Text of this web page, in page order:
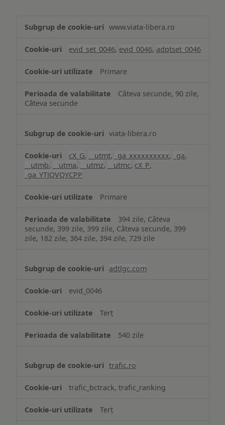
www.viata-libera.ro
evid_set_0046, evid_0046, adptset_0046
Primare
Câteva secunde, 90 zile,
Câteva secunde
viata-libera.ro
cX_G, __utmt, _ga_xxxxxxxxxx, _ga,
__utmb, __utma, __utmz, __utmc, cX_P,
_ga_YTJQVQYCPP
Primare
394 zile, Câteva
secunde, 399 zile, 399 zile, Câteva secunde, 399
zile, 182 zile, 364 zile, 394 zile, 729 zile
adtlgc.com
evid_0046
Terț
540 zile
trafic.ro
trafic_bctrack, trafic_ranking
Terț